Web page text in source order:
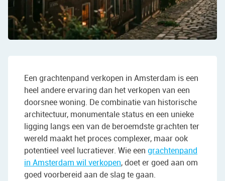
Een grachtenpand verkopen in Amsterdam is een
heel andere ervaring dan het verkopen van een
doorsnee woning. De combinatie van historische
architectuur, monumentale status en een unieke
ligging langs een van de beroemdste grachten ter
wereld maakt het proces complexer, maar ook
potentieel veel lucratiever. Wie een grachtenpand
in Amsterdam wil verkopen, doet er goed aan om
goed voorbereid aan de slag te gaan.